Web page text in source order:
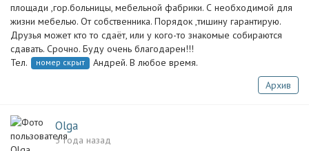
площади ,гор.больницы, мебельной фабрики. С необходимой для
жизни мебелью. От собственника. Порядок ,тишину гарантирую.
Друзья может кто то сдаёт, или у кого-то знакомые собираются
сдавать. Срочно. Буду очень благодарен!!!
Тел.
номер скрыт
Андрей. В любое время.
Архив
Olga
3 года назад